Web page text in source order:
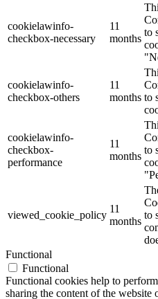
cookielawinfo-
checkbox-necessary
11
months
to
cookielawinfo-
checkbox-others
11
months to
cookielawinfo-
checkbox-
performance
11
months
to
viewed_cookie_policy
11
months
to
Functional
Functional
Functional cookies help to
sharing the content of the website